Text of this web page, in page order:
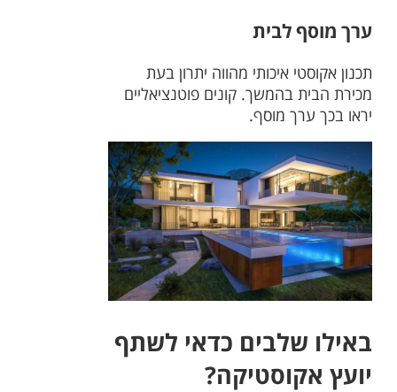
ערך מוסף לבית
תכנון אקוסטי איכותי מהווה יתרון בעת
מכירת הבית בהמשך. קונים פוטנציאליים
יראו בכך ערך מוסף.
באילו שלבים כדאי לשתף
יועץ אקוסטיקה?